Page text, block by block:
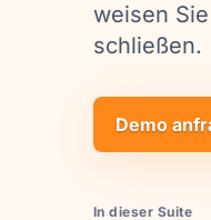
weisen
schließen.
Demo
In dieser Suite